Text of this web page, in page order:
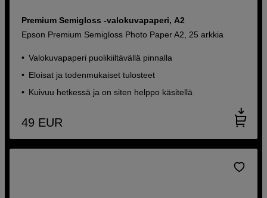
Premium Semigloss -valokuvapaperi, A2
Epson Premium Semigloss Photo Paper A2, 25 arkkia
Valokuvapaperi puolikiiltävällä pinnalla
Eloisat ja todenmukaiset tulosteet
Kuivuu hetkessä ja on siten helppo käsitellä
49 EUR